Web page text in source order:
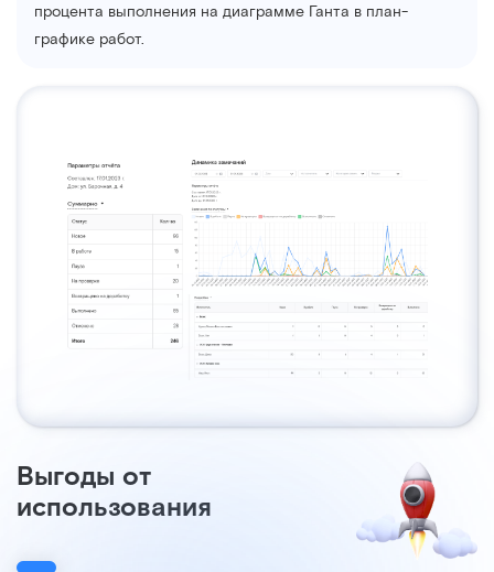
процента выполнения на диаграмме Ганта в план-
графике работ.
Выгоды от
использования